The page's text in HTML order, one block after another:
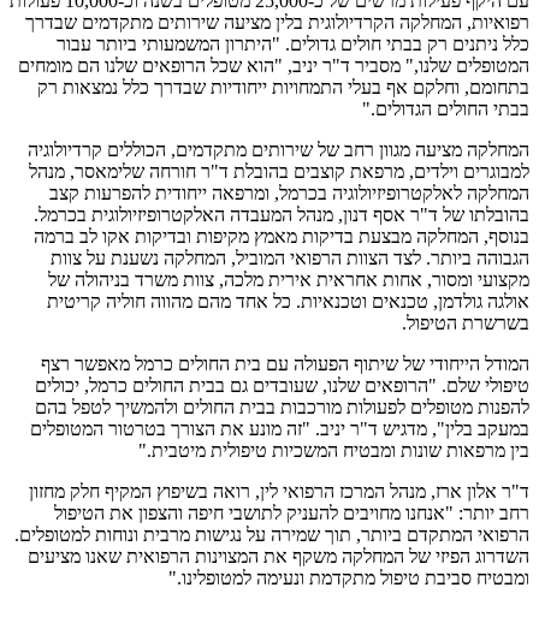
רפואיות, המחלקה הקרדיולוגית בלין מציעה שירותים מתקדמים שבדרך
כלל ניתנים רק בבתי חולים גדולים. "היתרון המשמעותי ביותר עבור
המטופלים שלנו," מסביר ד"ר יניב, "הוא שכל הרופאים שלנו הם מומחים
בתחומם, וחלקם אף בעלי התמחויות ייחודיות שבדרך כלל נמצאות רק
בבתי החולים הגדולים."
המחלקה מציעה מגוון רחב של שירותים מתקדמים, הכוללים קרדיולוגיה
למבוגרים וילדים, מרפאת קוצבים בהובלת ד"ר חורחה שלימאסר, מנהל
המחלקה לאלקטרופיזיולוגיה בכרמל, ומרפאה ייחודית להפרעות קצב
בהובלתו של ד"ר אסף דנון, מנהל המעבדה האלקטרופיזיולוגית בכרמל.
בנוסף, המחלקה מבצעת בדיקות מאמץ מקיפות ובדיקות אקו לב ברמה
הגבוהה ביותר. לצד הצוות הרפואי המוביל, המחלקה נשענת על צוות
מקצועי ומסור, אחות אחראית אירית מלכה, צוות משרד בניהולה של
אולגה גולדמן, טכנאים וטכנאיות. כל אחד מהם מהווה חוליה קריטית
בשרשרת הטיפול.
המודל הייחודי של שיתוף הפעולה עם בית החולים כרמל מאפשר רצף
טיפולי שלם. "הרופאים שלנו, שעובדים גם בבית החולים כרמל, יכולים
להפנות מטופלים לפעולות מורכבות בבית החולים ולהמשיך לטפל בהם
במעקב בלין", מדגיש ד"ר יניב. "זה מונע את הצורך בטרטור המטופלים
בין מרפאות שונות ומבטיח המשכיות טיפולית מיטבית."
ד"ר אלון ארז, מנהל המרכז הרפואי לין, רואה בשיפוץ המקיף חלק מחזון
רחב יותר: "אנחנו מחויבים להעניק לתושבי חיפה והצפון את הטיפול
הרפואי המתקדם ביותר, תוך שמירה על נגישות מרבית ונוחות למטופלים.
השדרוג הפיזי של המחלקה משקף את המצוינות הרפואית שאנו מציעים
ומבטיח סביבת טיפול מתקדמת ונעימה למטופלינו."​​​​​​​​